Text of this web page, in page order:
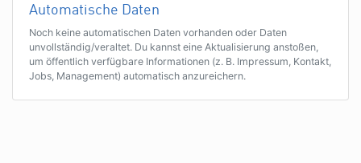
Automatische Daten
Noch keine automatischen Daten vorhanden oder Daten
unvollständig/veraltet. Du kannst eine Aktualisierung anstoßen,
um öffentlich verfügbare Informationen (z. B. Impressum, Kontakt,
Jobs, Management) automatisch anzureichern.